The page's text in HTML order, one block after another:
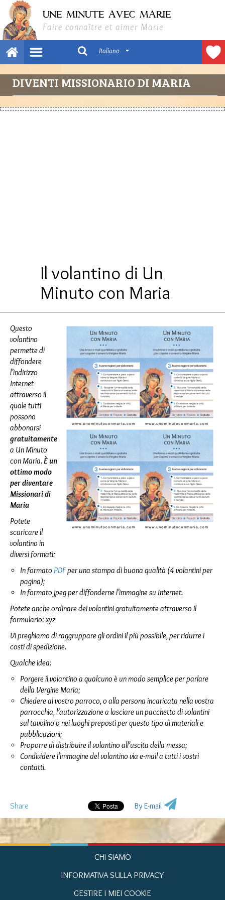
UNE MINUTE AVEC MARIE
Faire connaître et aimer Marie
Italiano
DIVENTI MISSIONARIO DI MARIA
Il volantino di Un
Minuto con Maria
Questo
volantino
permette di
diffondere
l’indirizzo
Internet
attraverso il
quale tutti
possono
abbonarsi
gratuitamente
a Un Minuto
con Maria. È un
ottimo modo
per diventare
Missionari di
Maria
Potete
scaricare il
volantino in
diversi formati:
In formato PDFper una stampa di buona qualità (4 volantini per
pagina);
In formato jpeg per diffonderne l’immagine su Internet.
Potete anche ordinare dei volantini gratuitamente attraverso il
formulario: xyz
Vi preghiamo di raggruppare gli ordini il più possibile, per ridurre i
costi di spedizione.
Qualche idea:
Porgere il volantino a qualcuno è un modo semplice per parlare
della Vergine Maria;
Chiedere al vostro parroco, o alla persona incaricata nella vostra
parrocchia, l’autorizzazione a lasciare un pacchetto di volantini
sul tavolino o nei luoghi preposti per questo tipo di materiali e
pubblicazioni;
Proporre di distribuire il volantino all’uscita della messa;
Condividere l’immagine del volantinovia e-mail a tutti i vostri
contatti.
Share By E-mail
CHI SIAMO
INFORMATIVA SULLA PRIVACY
GESTIRE I MIEI COOKIE